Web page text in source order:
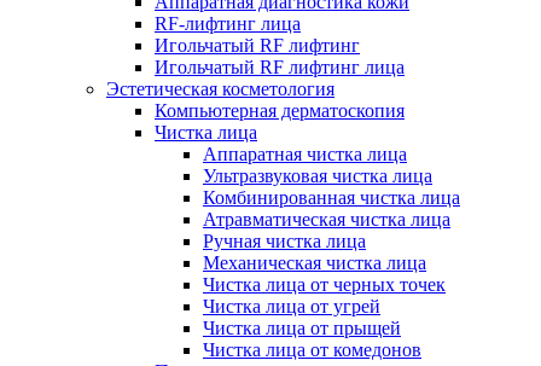
RF-лифтинг лица
Игольчатый RF лифтинг
Игольчатый RF лифтинг лица
Эстетическая косметология
Компьютерная дерматоскопия
Чистка лица
Аппаратная чистка лица
Ультразвуковая чистка лица
Комбинированная чистка лица
Атравматическая чистка лица
Ручная чистка лица
Механическая чистка лица
Чистка лица от черных точек
Чистка лица от угрей
Чистка лица от прыщей
Чистка лица от комедонов